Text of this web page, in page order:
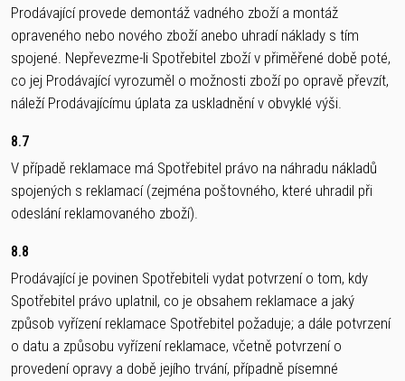
Prodávající provede demontáž vadného zboží a montáž
opraveného nebo nového zboží anebo uhradí náklady s tím
spojené. Nepřevezme-li Spotřebitel zboží v přiměřené době poté,
co jej Prodávající vyrozuměl o možnosti zboží po opravě převzít,
náleží Prodávajícímu úplata za uskladnění v obvyklé výši.
8.7
V případě reklamace má Spotřebitel právo na náhradu nákladů
spojených s reklamací (zejména poštovného, které uhradil při
odeslání reklamovaného zboží).
8.8
Prodávající je povinen Spotřebiteli vydat potvrzení o tom, kdy
Spotřebitel právo uplatnil, co je obsahem reklamace a jaký
způsob vyřízení reklamace Spotřebitel požaduje; a dále potvrzení
o datu a způsobu vyřízení reklamace, včetně potvrzení o
provedení opravy a době jejího trvání, případně písemné